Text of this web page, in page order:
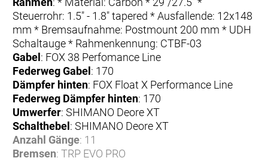
Steuerrohr: 1.5" - 1.8" tapered * Ausfallende: 12x148
mm * Bremsaufnahme: Postmount 200 mm * UDH
Schaltauge * Rahmenkennung: CTBF-03
Gabel : FOX 38 Perfomance Line
Federweg Gabel : 170
Dämpfer hinten: FOX Float X Performance Line
Federweg Dämpfer hinten: 170
Umwerfer: SHIMANO Deore XT
Schalthebel : SHIMANO Deore XT
Anzahl Gänge: 11
Bremsen: TRP EVO PRO